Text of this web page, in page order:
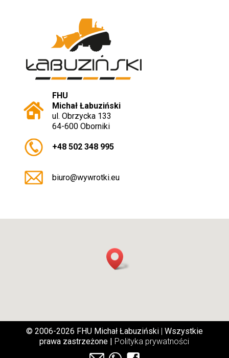
FHU
Michał Łabuziński
ul. Obrzycka 133
64-600 Oborniki
+48 502 348 995
biuro@wywrotki.eu
© 2006-2026 FHU Michał Łabuziński | Wszystkie
prawa zastrzeżone | Polityka prywatności